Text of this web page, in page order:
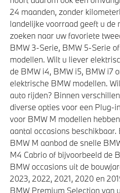
24 maanden, zonder
landelijke voorraad geeft u de
zoeken naar uw favoriete
BMW 3-Serie, BMW 5-Serie
modellen. Wilt u liever
de BMW i4, BMW i5, BMW i7
elektrische BMW modellen.
auto rijden? Binnen
diverse opties voor een Plug-
voor BMW M modellen
aantal occasions beschikbaar.
BMW M aanbod de snelle
M4 Cabrio of bijvoorbeeld de
BMW occasions uit de
2023, 2022, 2021, 2020 en
BMW Premium Selection van